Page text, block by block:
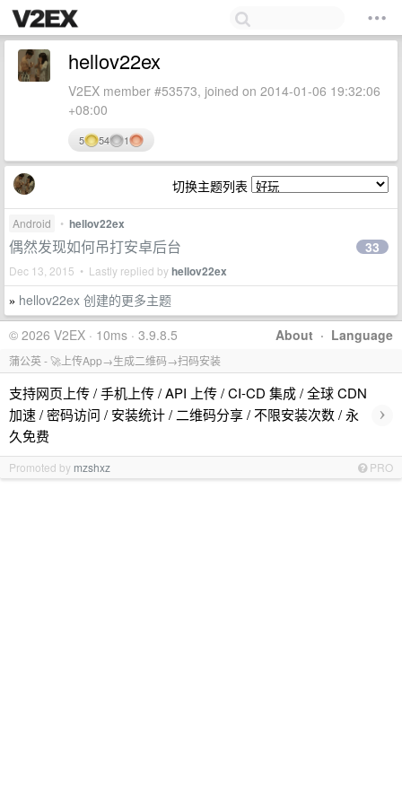
hellov22ex
V2EX member #53573, joined on 2014-01-06 19:32:06
+08:00
5 54 1
切换主题列表
Android • hellov22ex
偶然发现如何吊打安卓后台
Dec 13, 2015 • Lastly replied byhellov22ex
33
» hellov22ex 创建的更多主题
About · Language
© 2026 V2EX · 10ms · 3.9.8.5
蒲公英 - 🚀上传App→生成二维码→扫码安装
支持网页上传 / 手机上传 / API 上传 / CI-CD 集成 / 全球 CDN
加速 / 密码访问 / 安装统计 / 二维码分享 / 不限安装次数 / 永
久免费
›
Promoted by mzshxz PRO